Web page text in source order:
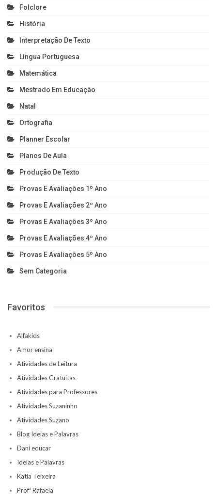
Folclore
História
Interpretação De Texto
Língua Portuguesa
Matemática
Mestrado Em Educação
Natal
Ortografia
Planner Escolar
Planos De Aula
Produção De Texto
Provas E Avaliações 1º Ano
Provas E Avaliações 2º Ano
Provas E Avaliações 3º Ano
Provas E Avaliações 4º Ano
Provas E Avaliações 5º Ano
Sem Categoria
Favoritos
Alfakids
Amor ensina
Atividades de Leitura
Atividades Gratuitas
Atividades para Professores
Atividades Suzaninho
Atividades Suzano
Blog Ideias e Palavras
Dani educar
Ideias e Palavras
Katia Teixeira
Profª Rafaela